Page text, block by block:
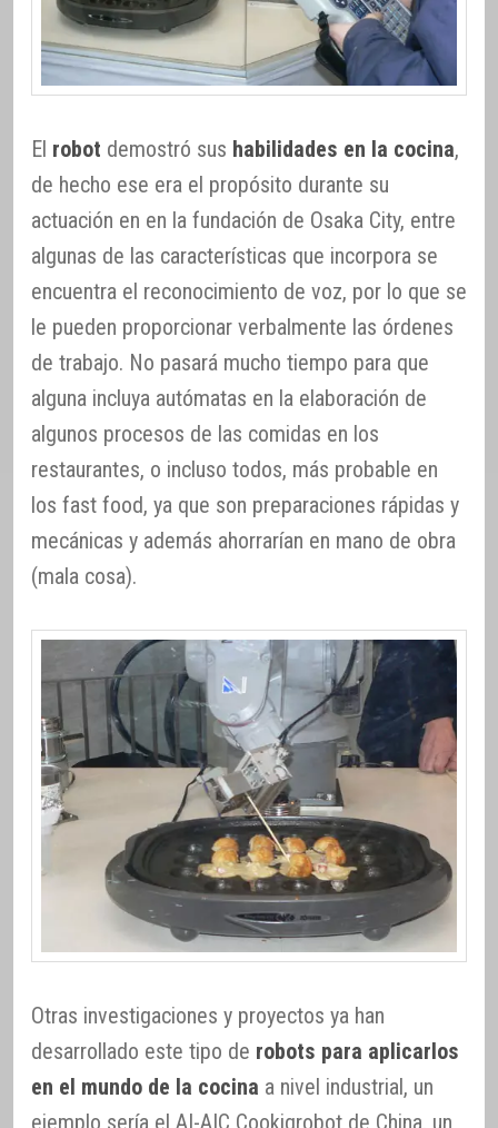
El robot demostró sus habilidades en la cocina,
de hecho ese era el propósito durante su
actuación en en la fundación de Osaka City, entre
algunas de las características que incorpora se
encuentra el reconocimiento de voz, por lo que se
le pueden proporcionar verbalmente las órdenes
de trabajo. No pasará mucho tiempo para que
alguna incluya autómatas en la elaboración de
algunos procesos de las comidas en los
restaurantes, o incluso todos, más probable en
los fast food, ya que son preparaciones rápidas y
mecánicas y además ahorrarían en mano de obra
(mala cosa).
Otras investigaciones y proyectos ya han
desarrollado este tipo de robots para aplicarlos
en el mundo de la cocina a nivel industrial, un
ejemplo sería el AI-AIC Cookigrobot de China, un